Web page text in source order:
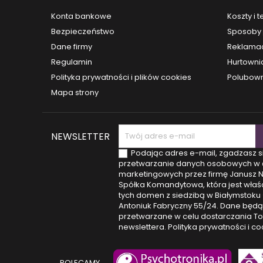
Konta bankowe
Bezpieczeństwo
Dane firmy
Regulamin
Polityka prywatności i plików cookies
Mapa strony
Koszty i
Sposoby
NEWSLETTER
Podając adres e-mail, zgadzasz
przetwarzanie danych osobowych w
marketingowych przez firmę Janusz
Spółka Komandytowa, która jest
tych domen z siedzibą w Białymstoku
Antoniuk Fabryczny 55/24. Dane będą
przetwarzane w celu dostarczania
newslettera. Polityka prywatności i